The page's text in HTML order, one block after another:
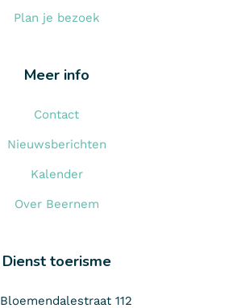
Plan je bezoek
Meer info
Contact
Nieuwsberichten
Kalender
Over Beernem
Dienst toerisme
Bloemendalestraat 112